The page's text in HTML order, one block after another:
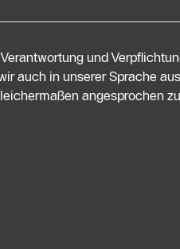
und
auch in unserer Sprache
angesprochen